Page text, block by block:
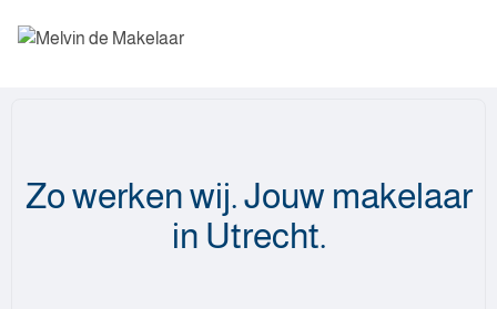
Zo werken wij. Jouw makelaar
in Utrecht.